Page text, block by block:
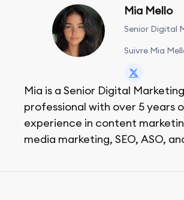
Mia Mello
Senior Digital
Suivre Mia
Mia is a Senior Digital Marketing
professional with over 5 years
experience in content
media marketing, SEO, ASO,